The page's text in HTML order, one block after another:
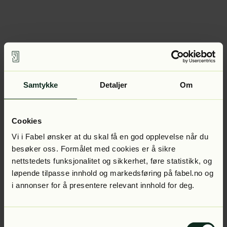
Samtykke Detaljer Om
Cookies
Vi i Fabel ønsker at du skal få en god opplevelse når du
besøker oss. Formålet med cookies er å sikre
nettstedets funksjonalitet og sikkerhet, føre statistikk, og
løpende tilpasse innhold og markedsføring på fabel.no og
i annonser for å presentere relevant innhold for deg.